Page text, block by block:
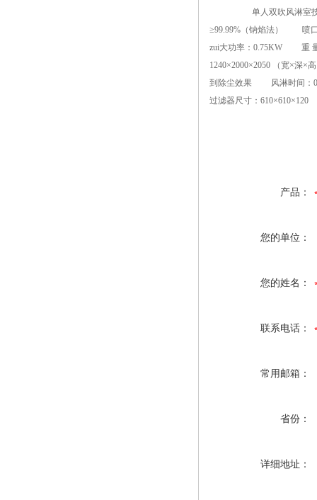
单人双吹风淋室技术参
≥99.99%（钠焰法） 喷
zui大功率：0.75KW 重
1240×2000×2050 （宽×
到除尘效果 风淋时间：
过滤器尺寸：
产品：
您的单位：
您的姓名：
联系电话：
常用邮箱：
省份：
详细地址：